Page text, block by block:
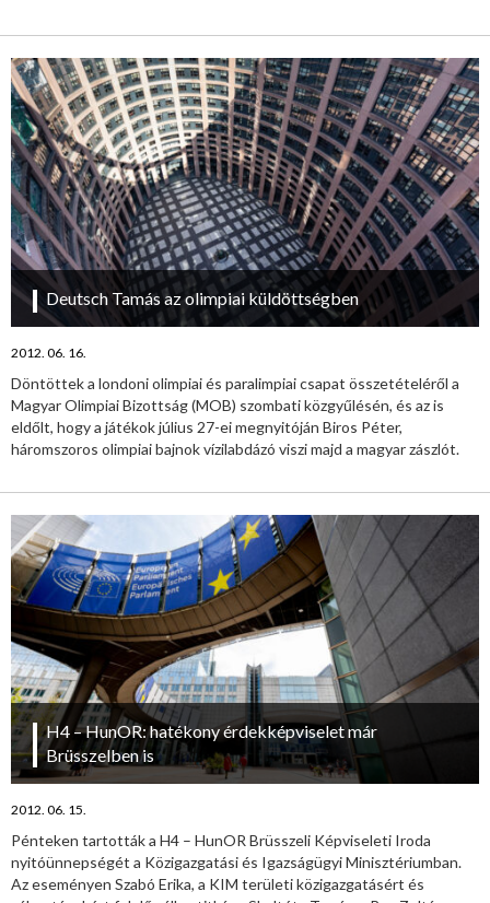
Deutsch Tamás az olimpiai küldöttségben
2012. 06. 16.
Döntöttek a londoni olimpiai és paralimpiai csapat összetételéről a
Magyar Olimpiai Bizottság (MOB) szombati közgyűlésén, és az is
eldőlt, hogy a játékok július 27-ei megnyitóján Biros Péter,
háromszoros olimpiai bajnok vízilabdázó viszi majd a magyar zászlót.
H4 – HunOR: hatékony érdekképviselet már
Brüsszelben is
2012. 06. 15.
Pénteken tartották a H4 – HunOR Brüsszeli Képviseleti Iroda
nyitóünnepségét a Közigazgatási és Igazságügyi Minisztériumban.
Az eseményen Szabó Erika, a KIM területi közigazgatásért és